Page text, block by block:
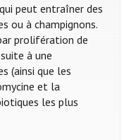
peut entraîner des
ou à champignons.
prolifération de
à une
(ainsi que les
et la
les plus